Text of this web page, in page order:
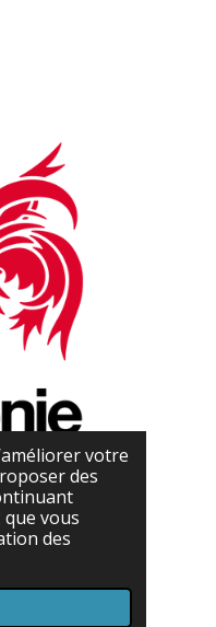
votre
des
vous
des